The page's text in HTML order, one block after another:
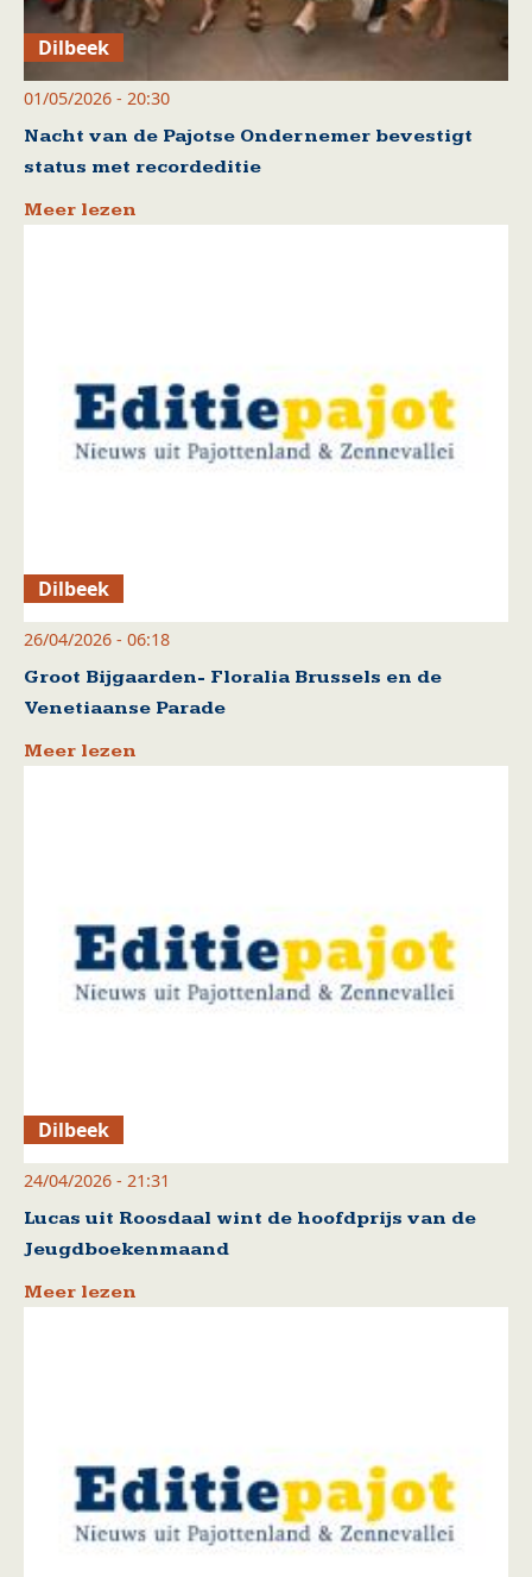
Dilbeek
01/05/2026 - 20:30
Nacht van de Pajotse Ondernemer bevestigt
status met recordeditie
Meer lezen
Dilbeek
26/04/2026 - 06:18
Groot Bijgaarden- Floralia Brussels en de
Venetiaanse Parade
Meer lezen
Dilbeek
24/04/2026 - 21:31
Lucas uit Roosdaal wint de hoofdprijs van de
Jeugdboekenmaand
Meer lezen